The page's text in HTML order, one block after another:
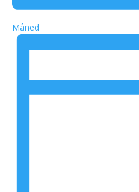
Måned